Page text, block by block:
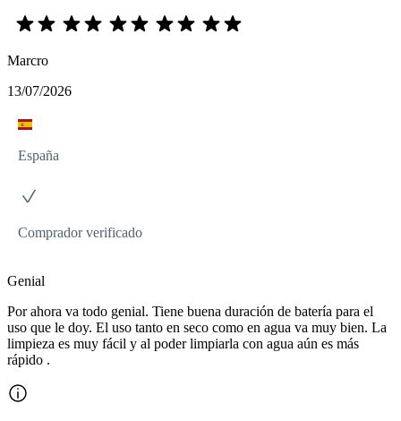
Marcro
13/07/2026
España
Comprador verificado
Genial
Por ahora va todo genial. Tiene buena duración de batería para el
uso que le doy. El uso tanto en seco como en agua va muy bien. La
limpieza es muy fácil y al poder limpiarla con agua aún es más
rápido .